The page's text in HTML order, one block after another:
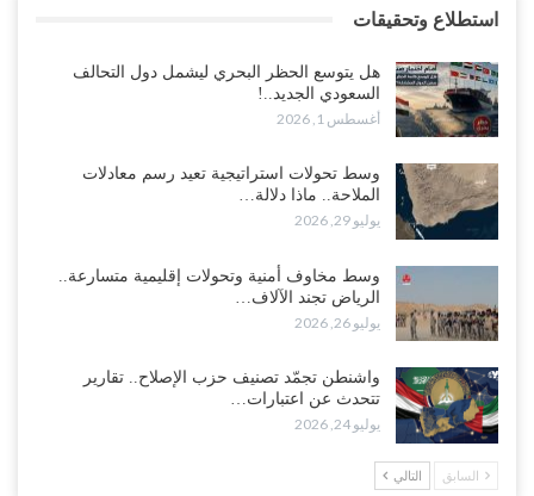
استطلاع وتحقيقات
هل يتوسع الحظر البحري ليشمل دول التحالف
السعودي الجديد..!
أغسطس 1, 2026
وسط تحولات استراتيجية تعيد رسم معادلات
الملاحة.. ماذا دلالة…
يوليو 29, 2026
وسط مخاوف أمنية وتحولات إقليمية متسارعة..
الرياض تجند الآلاف…
يوليو 26, 2026
واشنطن تجمّد تصنيف حزب الإصلاح.. تقارير
تتحدث عن اعتبارات…
يوليو 24, 2026
السابق التالي